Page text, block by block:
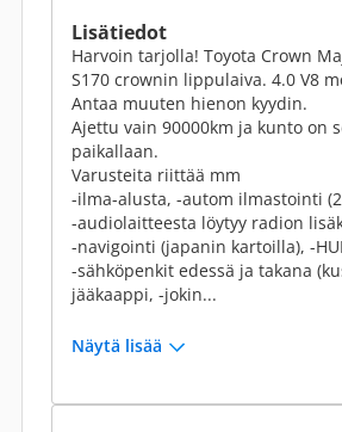
Lisätiedot
Harvoin tarjolla! Toyota Crown
S170 crownin lippulaiva. 4.0 V8
Antaa muuten hienon kyydin.
Ajettu vain 90000km ja kunto on
paikallaan.
Varusteita riittää mm
-ilma-alusta, -autom ilmastointi
-audiolaitteesta löytyy radion
-navigointi (japanin kartoilla), -
-sähköpenkit edessä ja takana
jääkaappi, -jokin...
Näytä lisää